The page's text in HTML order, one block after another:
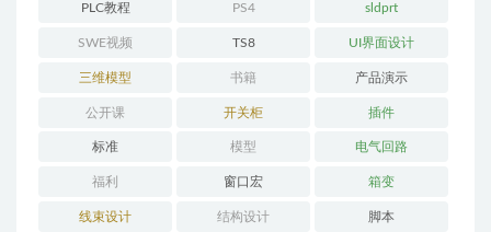
PLC教程 PS4 sldprt
SWE视频 TS8 UI界面设计
三维模型 书籍 产品演示
公开课 开关柜 插件
标准 模型 电气回路
福利 窗口宏 箱变
线束设计 结构设计 脚本